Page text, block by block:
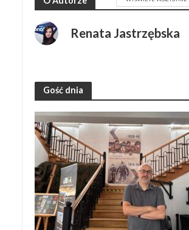
Renata Jastrzębska
Gość dnia